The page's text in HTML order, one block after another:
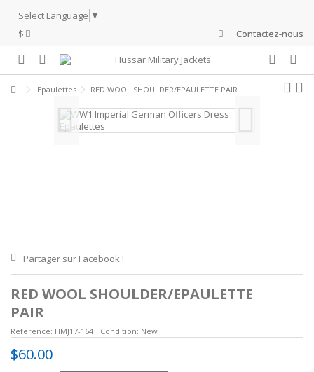
Select Language ▼
$
Contactez-nous
Epaulettes RED WOOL SHOULDER/EPAULETTE PAIR
Partager sur Facebook !
RED WOOL SHOULDER/EPAULETTE
PAIR
Reference: HMJ17-164 Condition: New
$60.00